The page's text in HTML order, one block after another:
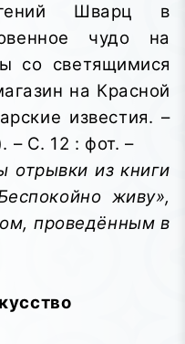
Шварц в
чудо на
со светящимися
на Красной
известия. –
– С. 12 : фот. –
отрывки из книги
живу»,
проведённым в